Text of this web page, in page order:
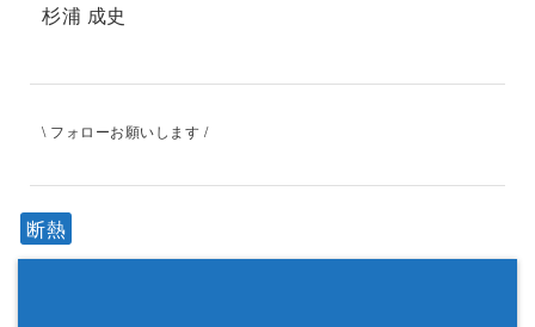
杉浦 成史
\ フォローお願いします /
断熱